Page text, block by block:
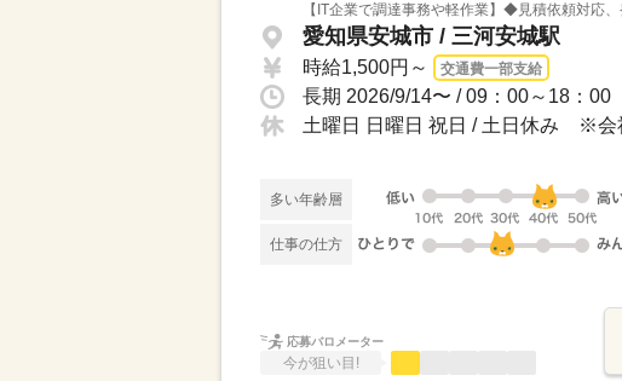
【IT企業で調達事務や軽作業】◆見積依頼対
愛知県安城市 / 三河安城駅
時給1,500円～ 交通費一部支給
長期 2026/9/14〜 / 09：00～18：
土曜日 日曜日 祝日 / 土日休み ※会
多い年齢層
仕事の仕方
応募バロメーター
今が狙い目!